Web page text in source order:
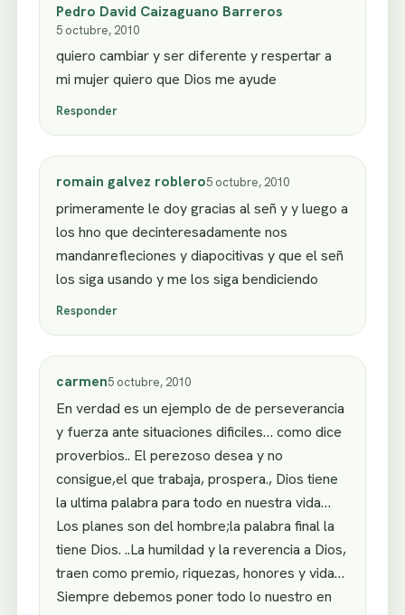
Pedro David Caizaguano Barreros
5 octubre, 2010
quiero cambiar y ser diferente y respertar a
mi mujer quiero que Dios me ayude
Responder
romain galvez roblero5 octubre, 2010
primeramente le doy gracias al señ y y luego a
los hno que decinteresadamente nos
mandanrefleciones y diapocitivas y que el señ
los siga usando y me los siga bendiciendo
Responder
carmen5 octubre, 2010
En verdad es un ejemplo de de perseverancia
y fuerza ante situaciones dificiles… como dice
proverbios.. El perezoso desea y no
consigue,el que trabaja, prospera., Dios tiene
la ultima palabra para todo en nuestra vida…
Los planes son del hombre;la palabra final la
tiene Dios. ..La humildad y la reverencia a Dios,
traen como premio, riquezas, honores y vida…
Siempre debemos poner todo lo nuestro en